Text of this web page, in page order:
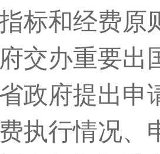
标和经费原
交办重要出
政府提出申
执行情况、